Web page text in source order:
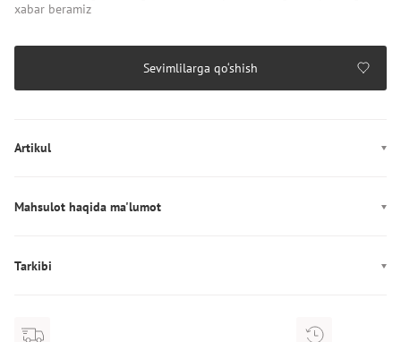
xabar beramiz
Sevimlilarga qo‘shish
Artikul
Mahsulot haqida ma'lumot
Tarkibi